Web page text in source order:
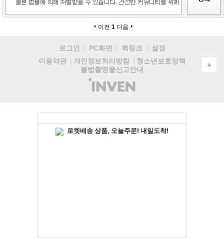
이전 1 다음
로그인 PC화면 퀵링크
설정
이용약관
개인정보처리방침
청소년보호정책
불법촬영물신고안내
(주)
인
▲